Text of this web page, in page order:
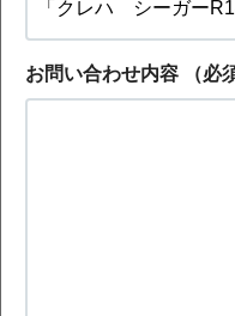
お問い合わせ内容 （必